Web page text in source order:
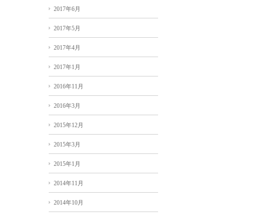
2017年6月
2017年5月
2017年4月
2017年1月
2016年11月
2016年3月
2015年12月
2015年3月
2015年1月
2014年11月
2014年10月